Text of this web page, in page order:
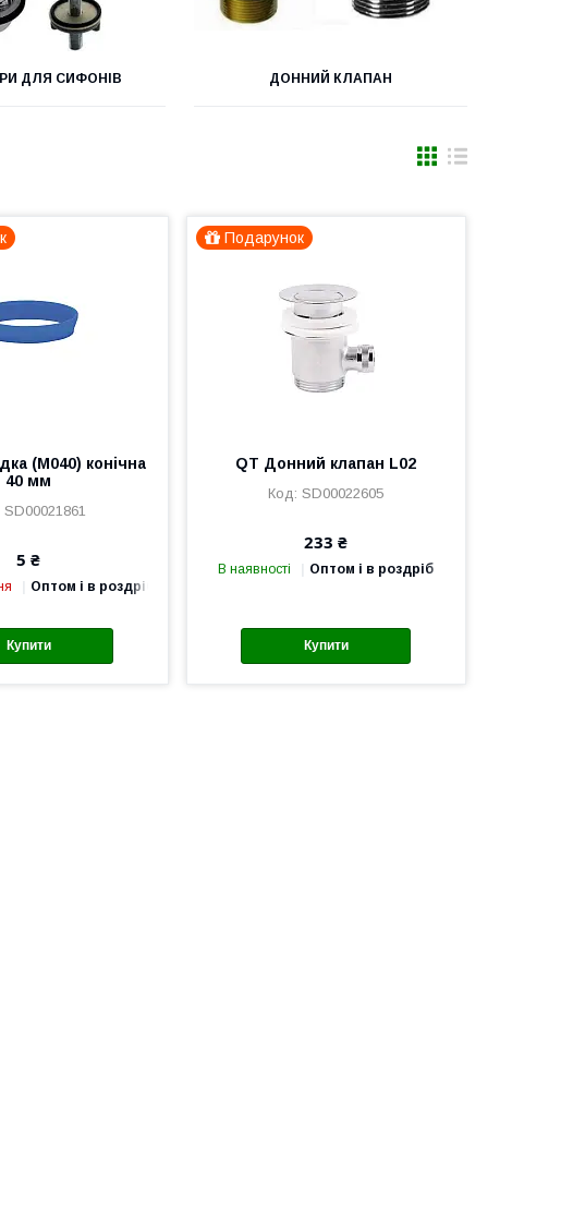
ДЛЯ СИФОНІВ ДОННИЙ КЛАПАН
(М040) конічна
40 мм
SD00021861
5 ₴
Оптом і в роздріб
Купити
Подарунок
QT Донний клапан L02
SD00022605
233 ₴
В наявності Оптом і в роздріб
Купити